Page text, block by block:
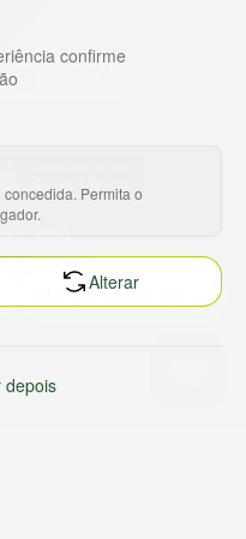
S.A
de privacidade
confirme
Permita o
Alterar
depois